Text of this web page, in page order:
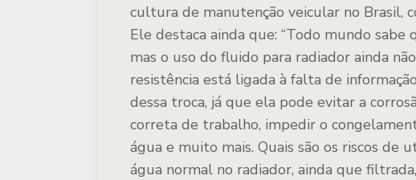
cultura de manutenção veicular no Brasil,
Ele destaca ainda que: “Todo mundo sabe
mas o uso do fluido para radiador ainda
resistência está ligada à falta de
dessa troca, já que ela pode evitar a
correta de trabalho, impedir o
água e muito mais. Quais são os riscos de
água normal no radiador, ainda que